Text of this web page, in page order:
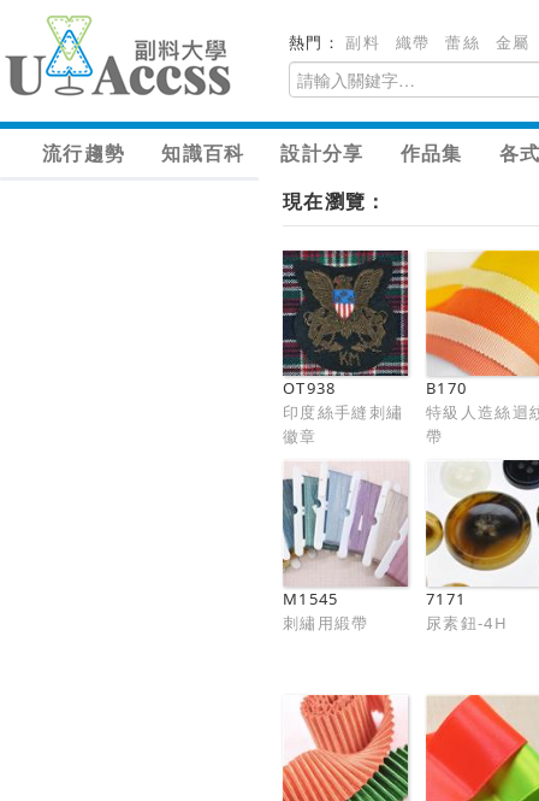
熱門：副料 織帶 蕾絲 金屬
流行趨勢 知識百科 設計分享 作品集
各
現在瀏覽：
OT938
印度絲手縫刺繡
徽章
B170
特級人造絲迴
帶
M1545
刺繡用緞帶
7171
尿素鈕-4H